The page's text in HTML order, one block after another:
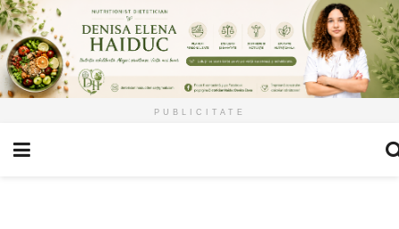
PUBLICITATE